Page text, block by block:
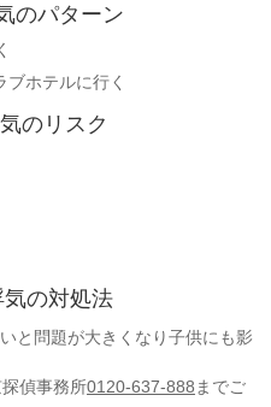
のパターン
ホテルに行く
のリスク
気の対処法
と問題が大きくなり子供にも影
偵事務所0120-637-888までご